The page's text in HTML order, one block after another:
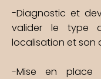
-Diagnostic et
valider le type
localisation et son
-Mise en place